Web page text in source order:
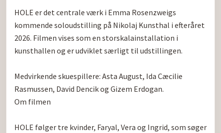
HOLE er det centrale værk i Emma Rosenzweigs
kommende soloudstilling på Nikolaj Kunsthal i efteråret
2026. Filmen vises som en storskalainstallation i
kunsthallen og er udviklet særligt til udstillingen.
Medvirkende skuespillere: Asta August, Ida Cæcilie
Rasmussen, David Dencik og Gizem Erdogan.
Om filmen
HOLE følger tre kvinder, Faryal, Vera og Ingrid, som søger